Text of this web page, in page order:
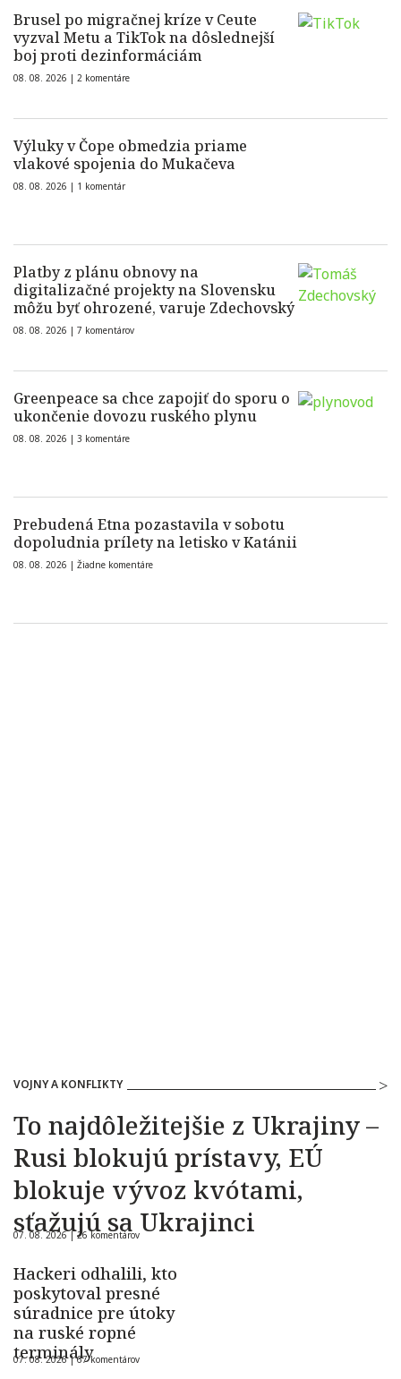
Brusel po migračnej kríze v Ceute
vyzval Metu a TikTok na dôslednejší
boj proti dezinformáciám
08. 08. 2026 | 2 komentáre
Výluky v Čope obmedzia priame
vlakové spojenia do Mukačeva
08. 08. 2026 | 1 komentár
Platby z plánu obnovy na
digitalizačné projekty na Slovensku
môžu byť ohrozené, varuje Zdechovský
08. 08. 2026 | 7 komentárov
Greenpeace sa chce zapojiť do sporu o
ukončenie dovozu ruského plynu
08. 08. 2026 | 3 komentáre
Prebudená Etna pozastavila v sobotu
dopoludnia prílety na letisko v Katánii
08. 08. 2026 | Žiadne komentáre
VOJNY A KONFLIKTY
To najdôležitejšie z Ukrajiny –
Rusi blokujú prístavy, EÚ
blokuje vývoz kvótami,
sťažujú sa Ukrajinci
07. 08. 2026 |26 komentárov
Hackeri odhalili, kto
poskytoval presné
súradnice pre útoky
na ruské ropné
terminály
07. 08. 2026 |67 komentárov